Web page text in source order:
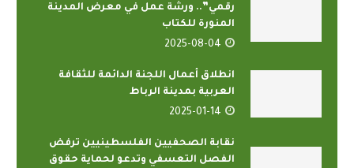
رقمي”.. ورشة عمل في معرض المدينة
المنورة للكتاب
2025-08-04
انطلاق أعمال اللجنة الدائمة للثقافة
العربية بمدينة الرباط
2025-01-14
نقابة الصحفيين الفلسطينيين ترفض
الفصل التعسفي وتدعو لحماية حقوق